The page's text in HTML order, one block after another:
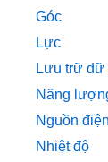
Góc
Lực
Lưu trữ dữ
Năng
Nguồn điện
Nhiệt độ